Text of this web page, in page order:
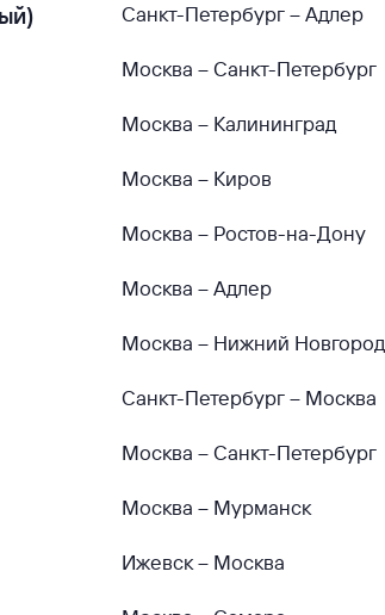
Санкт-Петербург – Адлер
Москва – Санкт-Петербург
Москва – Калининград
Москва – Киров
Москва – Ростов-на-Дону
Москва – Адлер
Москва – Нижний Новгород
Санкт-Петербург – Москва
Москва – Санкт-Петербург
Москва – Мурманск
Ижевск – Москва